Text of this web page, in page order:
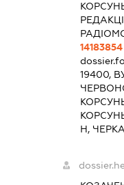
14183854
19400,
Н,